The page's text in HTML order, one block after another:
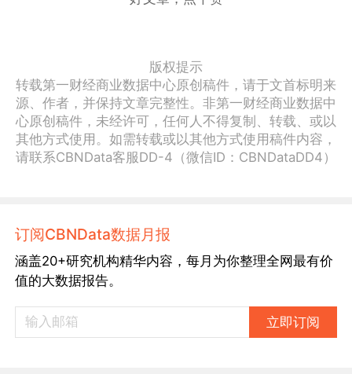
版权提示
转载第一财经商业数据中心原创稿件，请于文首标明来
源、作者，并保持文章完整性。非第一财经商业数据中
心原创稿件，未经许可，任何人不得复制、转载、或以
其他方式使用。如需转载或以其他方式使用稿件内容，
请联系CBNData客服DD-4（微信ID：CBNDataDD4）
订阅CBNData数据月报
涵盖20+研究机构精华内容，每月为你整理全网最有价
值的大数据报告。
立即订阅